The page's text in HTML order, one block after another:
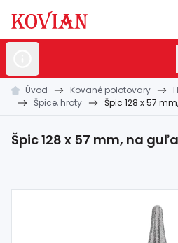
Nerezovépolotovary
Kované
Úvod Kované polotovary
Špice, hroty
Špic 128 x 57
Špic 128 x 57 mm, na